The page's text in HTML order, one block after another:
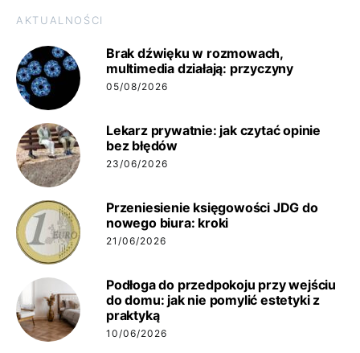
AKTUALNOŚCI
Brak dźwięku w rozmowach,
multimedia działają: przyczyny
05/08/2026
Lekarz prywatnie: jak czytać opinie
bez błędów
23/06/2026
Przeniesienie księgowości JDG do
nowego biura: kroki
21/06/2026
Podłoga do przedpokoju przy wejściu
do domu: jak nie pomylić estetyki z
praktyką
10/06/2026